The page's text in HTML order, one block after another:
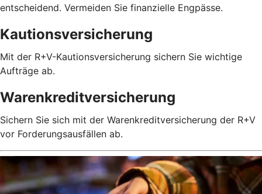
entscheidend. Vermeiden Sie finanzielle Engpässe.
Kautionsversicherung
Mit der R+V-Kautionsversicherung sichern Sie wichtige
Aufträge ab.
Warenkreditversicherung
Sichern Sie sich mit der Warenkreditversicherung der R+V
vor Forderungsausfällen ab.